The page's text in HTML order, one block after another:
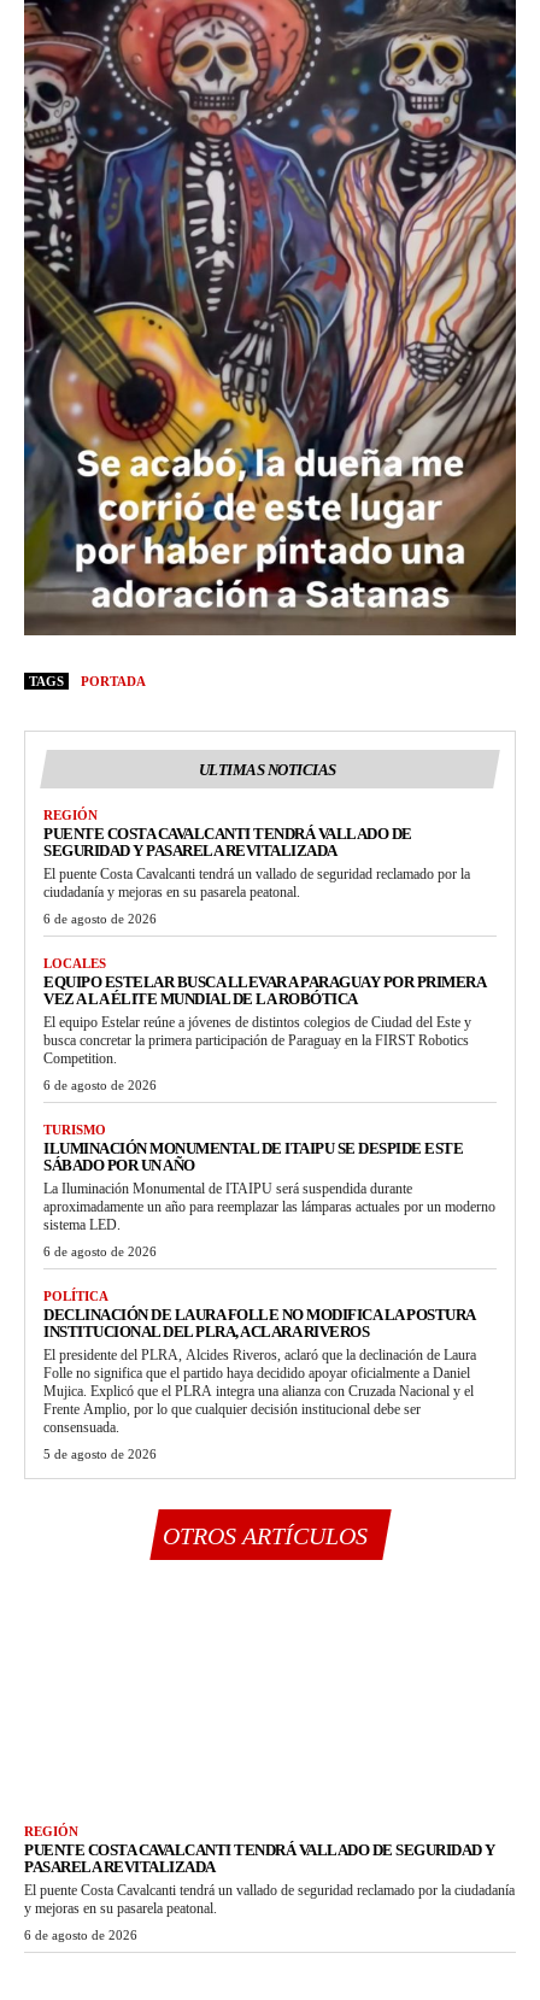
TAGS PORTADA
ULTIMAS NOTICIAS
REGIÓN
PUENTE COSTA CAVALCANTI TENDRÁ VALLADO DE
SEGURIDAD Y PASARELA REVITALIZADA
El puente Costa Cavalcanti tendrá un vallado de seguridad reclamado por la
ciudadanía y mejoras en su pasarela peatonal.
6 de agosto de 2026
LOCALES
EQUIPO ESTELAR BUSCA LLEVAR A PARAGUAY POR PRIMERA
VEZ A LA ÉLITE MUNDIAL DE LA ROBÓTICA
El equipo Estelar reúne a jóvenes de distintos colegios de Ciudad del Este y
busca concretar la primera participación de Paraguay en la FIRST Robotics
Competition.
6 de agosto de 2026
TURISMO
ILUMINACIÓN MONUMENTAL DE ITAIPU SE DESPIDE ESTE
SÁBADO POR UN AÑO
La Iluminación Monumental de ITAIPU será suspendida durante
aproximadamente un año para reemplazar las lámparas actuales por un moderno
sistema LED.
6 de agosto de 2026
POLÍTICA
DECLINACIÓN DE LAURA FOLLE NO MODIFICA LA POSTURA
INSTITUCIONAL DEL PLRA, ACLARA RIVEROS
El presidente del PLRA, Alcides Riveros, aclaró que la declinación de Laura
Folle no significa que el partido haya decidido apoyar oficialmente a Daniel
Mujica. Explicó que el PLRA integra una alianza con Cruzada Nacional y el
Frente Amplio, por lo que cualquier decisión institucional debe ser
consensuada.
5 de agosto de 2026
OTROS ARTÍCULOS
REGIÓN
PUENTE COSTA CAVALCANTI TENDRÁ VALLADO DE SEGURIDAD Y
PASARELA REVITALIZADA
El puente Costa Cavalcanti tendrá un vallado de seguridad reclamado por la ciudadanía
y mejoras en su pasarela peatonal.
6 de agosto de 2026